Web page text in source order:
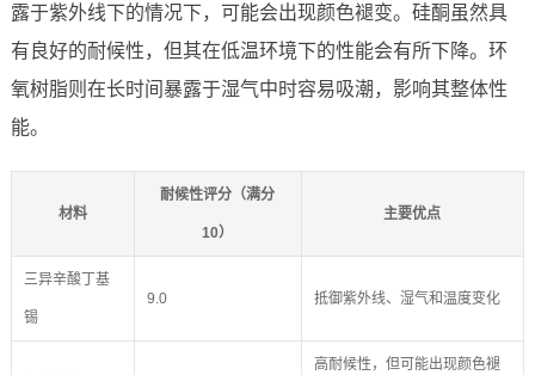
露于紫外线下的情况下，可能会出现颜色褪变。硅酮虽然具
有良好的耐候性，但其在低温环境下的性能会有所下降。环
氧树脂则在长时间暴露于湿气中时容易吸潮，影响其整体性
能。
材料
耐候性评分（满分
10）
主要优点
三异辛酸丁基
锡
9.0 抵御紫外线、湿气和温度变化
高耐候性，但可能出现颜色褪